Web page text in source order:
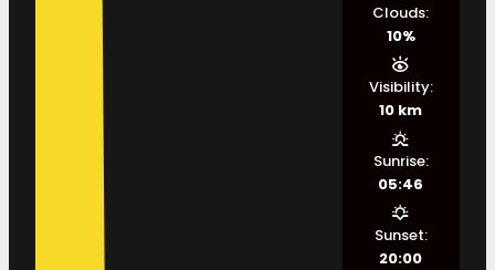
Clouds:
10%
Visibility:
10 km
Sunrise:
05:46
Sunset:
20:00